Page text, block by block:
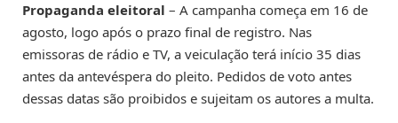
Propaganda eleitoral – A campanha começa em 16 de
agosto, logo após o prazo final de registro. Nas
emissoras de rádio e TV, a veiculação terá início 35 dias
antes da antevéspera do pleito. Pedidos de voto antes
dessas datas são proibidos e sujeitam os autores a multa.